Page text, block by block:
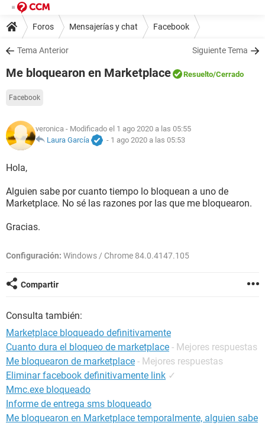
Foros Mensajerías y chat Facebook
Tema Anterior Siguiente Tema
Me bloquearon en Marketplace Resuelto/Cerrado
Facebook
veronica - Modificado el 1 ago 2020 a las 05:55
Laura García
- 1 ago 2020 a las 05:53
Hola,
Alguien sabe por cuanto tiempo lo bloquean a uno de
Marketplace. No sé las razones por las que me bloquearon.
Gracias.
Configuración: Windows / Chrome 84.0.4147.105
Compartir
Consulta también:
Marketplace bloqueado definitivamente
Cuanto dura el bloqueo de marketplace - Mejores respuestas
Me bloquearon de marketplace - Mejores respuestas
Eliminar facebook definitivamente link ✓
Mmc.exe bloqueado
Informe de entrega sms bloqueado
Me bloquearon en Marketplace temporalmente, alguien sabe